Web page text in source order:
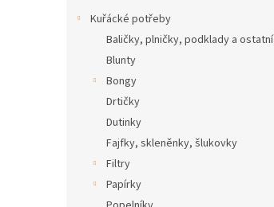
Kuřácké potřeby
Baličky, plničky, podklady a ostatní
Blunty
Bongy
Drtičky
Dutinky
Fajfky, skleněnky, šlukovky
Filtry
Papírky